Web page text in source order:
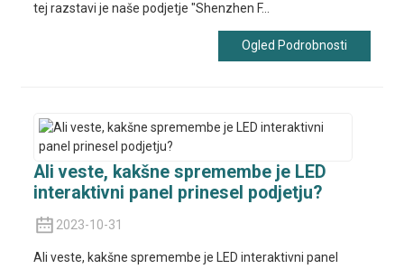
tej razstavi je naše podjetje "Shenzhen F...
Ogled Podrobnosti
Ali veste, kakšne spremembe je LED
interaktivni panel prinesel podjetju?
2023-10-31
Ali veste, kakšne spremembe je LED interaktivni panel